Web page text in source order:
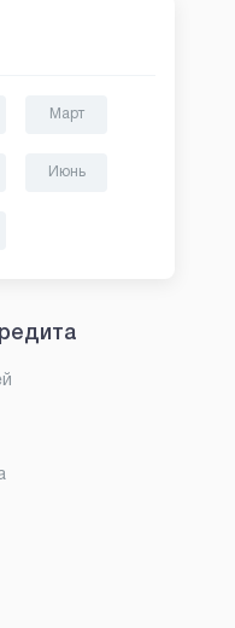
Март
Июнь